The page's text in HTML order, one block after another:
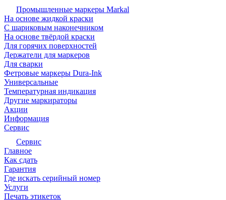
Промышленные маркеры Markal
На основе жидкой краски
С шариковым наконечником
На основе твёрдой краски
Для горячих поверхностей
Держатели для маркеров
Для сварки
Фетровые маркеры Dura-Ink
Универсальные
Температурная индикация
Другие маркираторы
Акции
Информация
Сервис
Сервис
Главное
Как сдать
Гарантия
Где искать серийный номер
Услуги
Печать этикеток